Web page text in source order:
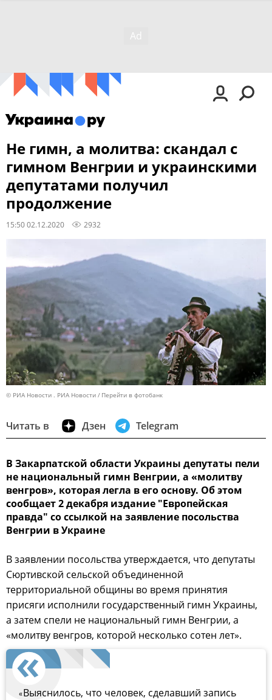
Не гимн, а молитва: скандал с
гимном Венгрии и украинскими
депутатами получил
продолжение
15:50 02.12.2020 2932
© РИА Новости . РИА Новости Перейти в фотобанк
Читать в Дзен Telegram
В Закарпатской области Украины депутаты пели
не национальный гимн Венгрии, а «молитву
венгров», которая легла в его основу. Об этом
сообщает 2 декабря издание "Европейская
правда" со ссылкой на заявление посольства
Венгрии в Украине
В заявлении посольства утверждается, что депутаты
Сюртивской сельской объединенной
территориальной общины во время принятия
присяги исполнили государственный гимн Украины,
а затем спели не национальный гимн Венгрии, а
«молитву венгров, которой несколько сотен лет».
«Выяснилось, что человек, сделавший запись